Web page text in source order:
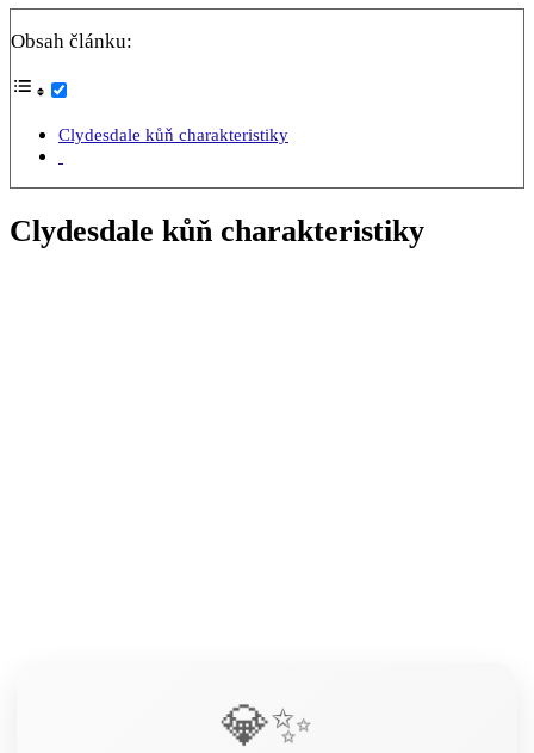
Obsah článku:
Clydesdale kůň charakteristiky
Clydesdale kůň charakteristiky
💎✨